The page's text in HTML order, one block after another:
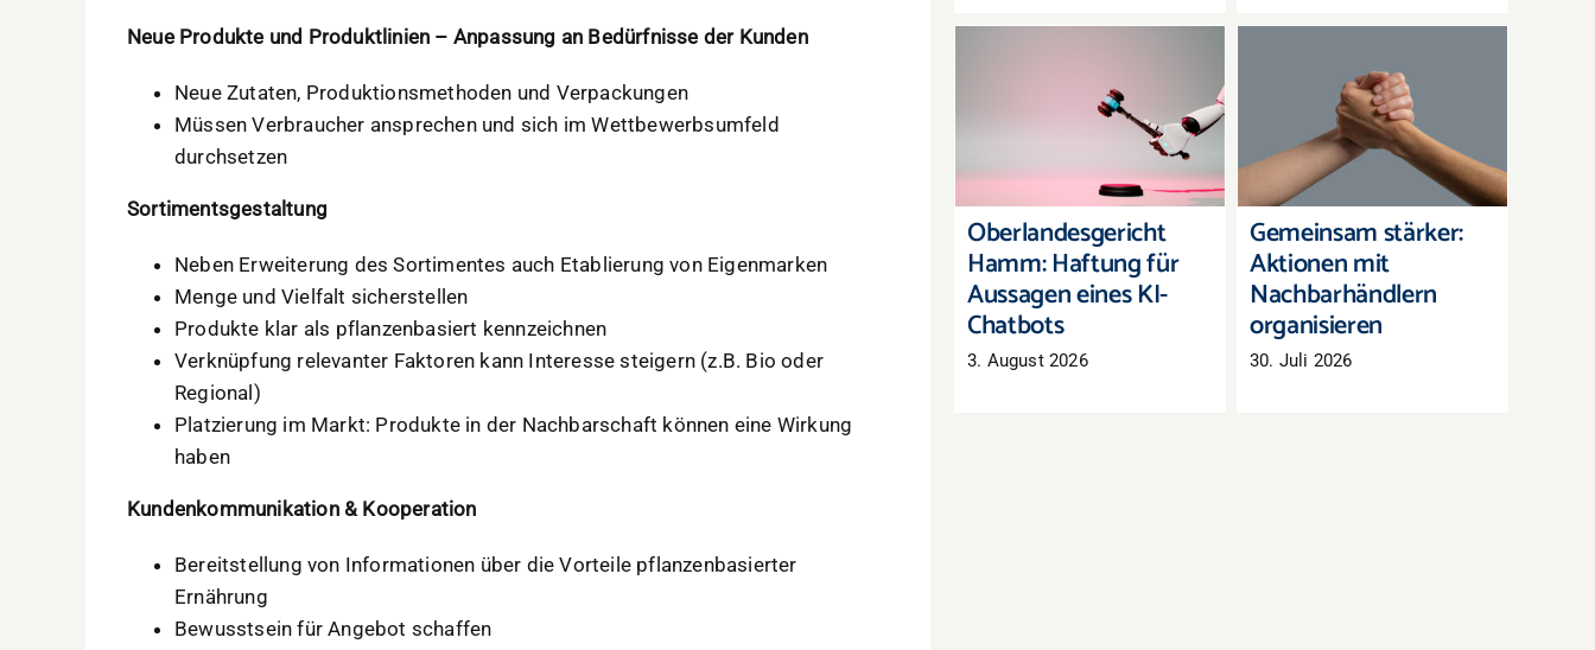
Neue Produkte und Produktlinien – Anpassung an Bedürfnisse der Kunden
Neue Zutaten, Produktionsmethoden und Verpackungen
Müssen Verbraucher ansprechen und sich im Wettbewerbsumfeld
durchsetzen
Sortimentsgestaltung
Neben Erweiterung des Sortimentes auch Etablierung von Eigenmarken
Menge und Vielfalt sicherstellen
Produkte klar als pflanzenbasiert kennzeichnen
Verknüpfung relevanter Faktoren kann Interesse steigern (z.B. Bio oder
Regional)
Platzierung im Markt: Produkte in der Nachbarschaft können eine Wirkung
haben
Kundenkommunikation & Kooperation
Bereitstellung von Informationen über die Vorteile pflanzenbasierter
Ernährung
Bewusstsein für Angebot schaffen
Oberlandesgericht
Hamm: Haftung für
Aussagen eines KI-
Chatbots
Oberlandesgericht
Hamm: Haftung für
Aussagen eines KI-
Chatbots
3. August 2026
Gemeinsam stärker:
Aktionen mit
Nachbarhändlern
organisieren
Gemeinsam stärker:
Aktionen mit
Nachbarhändlern
organisieren
30. Juli 2026